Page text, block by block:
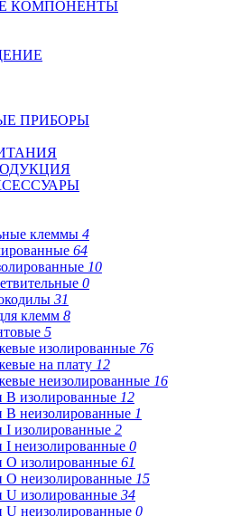
КОМПОНЕНТЫ
ПРИБОРЫ
клеммы 4
64
10
0
31
клемм 8
5
изолированные 76
на плату 12
неизолированные 16
изолированные 12
неизолированные 1
изолированные 2
неизолированные 0
изолированные 61
неизолированные 15
изолированные 34
неизолированные 0